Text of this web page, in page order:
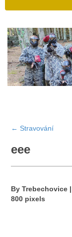
← Stravování
eee
By Trebechovice |
800 pixels